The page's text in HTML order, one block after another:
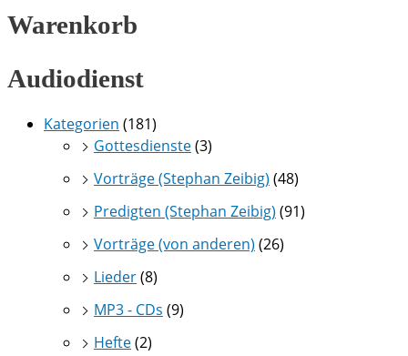
Warenkorb
Audiodienst
Kategorien (181)
Gottesdienste(3)
Vorträge (Stephan Zeibig) (48)
Predigten (Stephan Zeibig) (91)
Vorträge (von anderen) (26)
Lieder(8)
MP3 - CDs (9)
Hefte(2)